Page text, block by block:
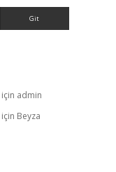
için admin
için Beyza